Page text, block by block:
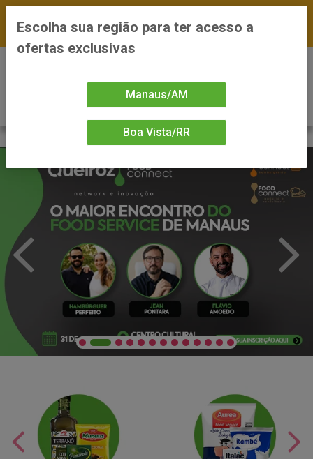
*Preços exclusivos do site — Entrega em até 24h
Escolha sua região para ter acesso a
ofertas exclusivas
Manaus/AM
Boa Vista/RR